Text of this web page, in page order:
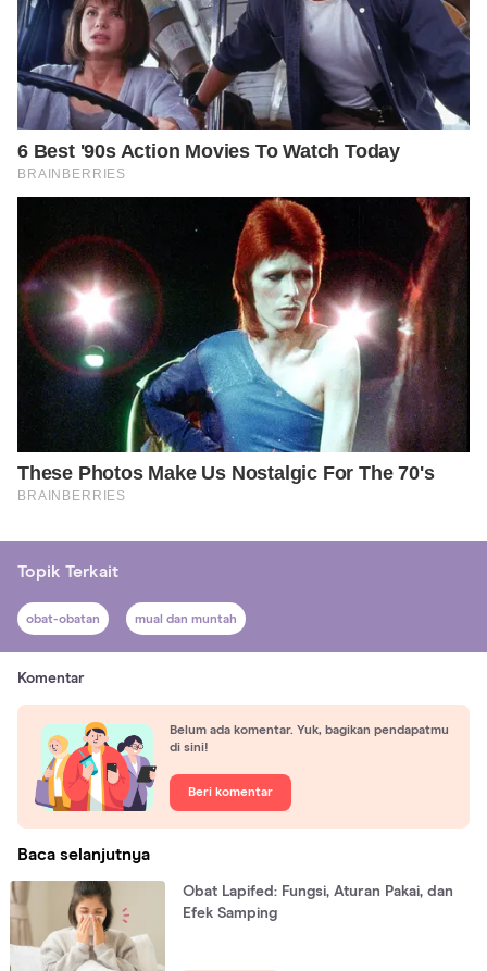
Topik Terkait
obat-obatan mual dan muntah
Komentar
Belum ada komentar. Yuk, bagikan pendapatmu
di sini!
Beri komentar
Baca selanjutnya
Obat Lapifed: Fungsi, Aturan Pakai, dan
Efek Samping